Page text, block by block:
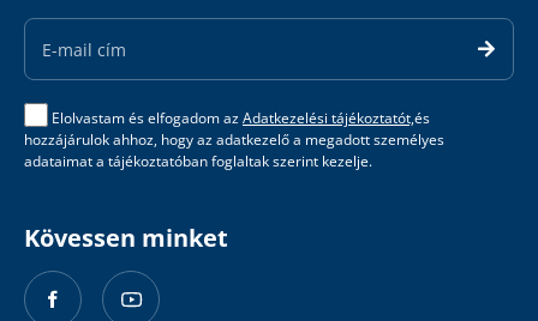
Email
Address
Elolvastam és elfogadom azAdatkezelési tájékoztatót,és
hozzájárulok ahhoz, hogy az adatkezelő a megadott személyes
adataimat a tájékoztatóban foglaltak szerint kezelje.
Kövessen minket